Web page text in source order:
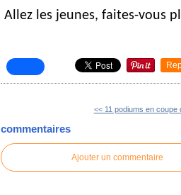
Allez les jeunes, faites-vous
<< 11 podiums en coupe
commentaires
Ajouter un commentaire